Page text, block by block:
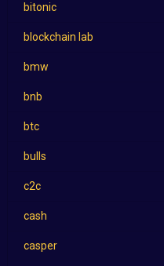
bitonic
blockchain lab
bmw
bnb
btc
bulls
c2c
cash
casper